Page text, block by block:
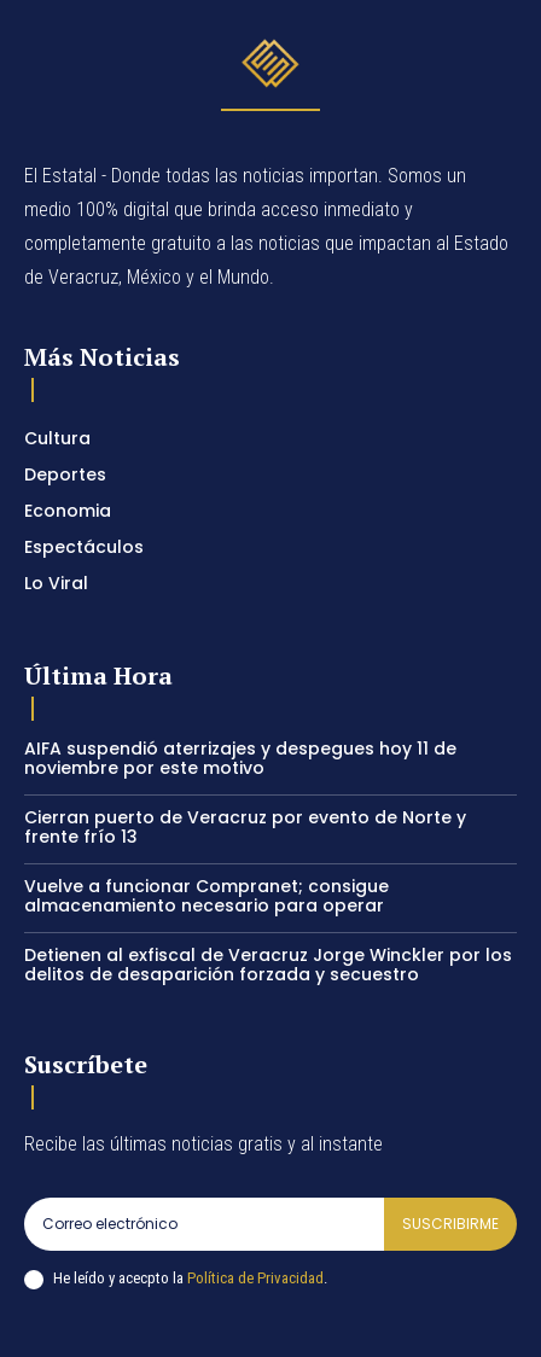
El Estatal - Donde todas las noticias importan. Somos un
medio 100% digital que brinda acceso inmediato y
completamente gratuito a las noticias que impactan al Estado
de Veracruz, México y el Mundo.
Más Noticias
Cultura
Deportes
Economia
Espectáculos
Lo Viral
Última Hora
AIFA suspendió aterrizajes y despegues hoy 11 de
noviembre por este motivo
Cierran puerto de Veracruz por evento de Norte y
frente frío 13
Vuelve a funcionar Compranet; consigue
almacenamiento necesario para operar
Detienen al exfiscal de Veracruz Jorge Winckler por los
delitos de desaparición forzada y secuestro
Suscríbete
Recibe las últimas noticias gratis y al instante
SUSCRIBIRME
He leído y acecpto la Política de Privacidad .